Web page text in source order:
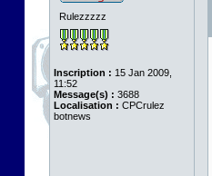
Rulezzzzz
Inscription : 15 Jan 2009,
11:52
Message(s) : 3688
Localisation : CPCrulez
botnews